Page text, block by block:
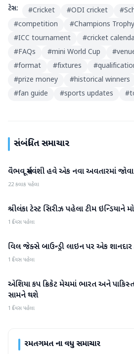
ટેગ્સ: #Cricket #ODI cricket #
#competition #Champions
#ICC tournament #cricket
#FAQs #mini World Cup #
#format #fixtures #
#prize money #historical winners
#fan guide #sports updates #
સંબંધિત સમાચાર
રમતગમત
વૈભવ સૂર્યવંશી હવે એક નવા અવતારમાં
22 કલાક પહેલા
રમતગમત
શ્રીલંકા ટેસ્ટ સિરીઝ પહેલા ટીમ ઇન્ડિયાને
1 દિવસ પહેલા
રમતગમત
વિલ જેક્સે બાઉન્ડ્રી લાઇન પર એક શાનદાર
1 દિવસ પહેલા
રમતગમત
એશિયા કપ ક્રિકેટ મેચમાં ભારત અને
સામને થશે
1 દિવસ પહેલા
રમતગમતના વધુ સમાચાર